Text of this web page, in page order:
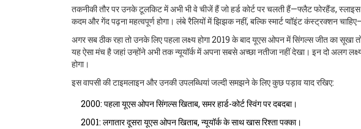
तकनीकी तौर पर उनके टूलकिट में अभी भी वे चीजें हैं जो हर्ड कोर्ट पर चलती हैं—फ्लैट फोरहैंड,
कदम और गेंद पढ़ना महत्वपूर्ण होगा। लंबे रैलियों में झिझक नहीं, बल्कि स्मार्ट प्वॉइंट कंस्ट्रक्शन
अगर सब ठीक रहा तो उनके लिए पहला लक्ष्य होगा 2019 के बाद यूएस ओपन में सिंगल्स जीत का
यह ऐसा मंच है जहां उन्होंने अभी तक न्यूयॉर्क में अपना सबसे अच्छा नतीजा नहीं देखा। इन दो अलग
होगा।
इस वापसी की टाइमलाइन और उनकी उपलब्धियां जल्दी समझने के लिए कुछ पड़ाव याद रखिए:
2000: पहला यूएस ओपन सिंगल्स खिताब, समर हार्ड-कोर्ट स्विंग पर दबदबा।
2001: लगातार दूसरा यूएस ओपन खिताब, न्यूयॉर्क के साथ खास रिश्ता पक्का।